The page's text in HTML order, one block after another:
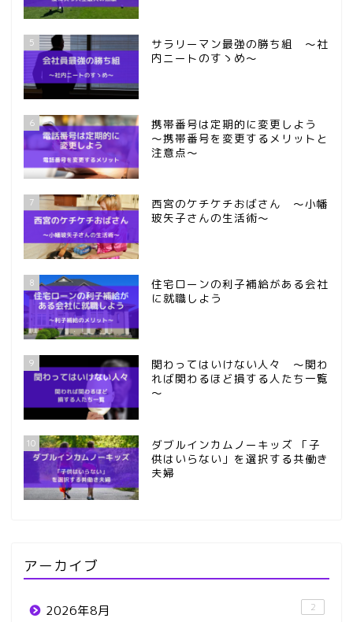
5
サラリーマン最強の勝ち組 ～社
内ニートのすゝめ～
6
携帯番号は定期的に変更しよう
～携帯番号を変更するメリットと
注意点～
7
西宮のケチケチおばさん ～小幡
玻矢子さんの生活術～
8
住宅ローンの利子補給がある会社
に就職しよう
9
関わってはいけない人々 ～関わ
れば関わるほど損する人たち一覧
～
10
ダブルインカムノーキッズ 「子
供はいらない」を選択する共働き
夫婦
アーカイブ
2026年8月 2